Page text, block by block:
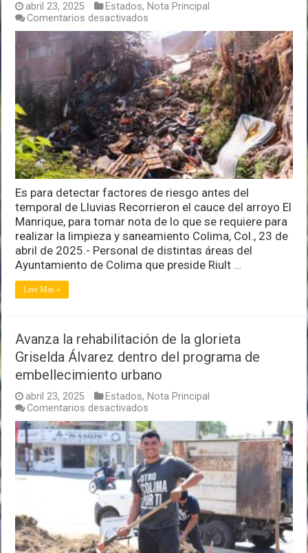
abril 23, 2025 Estados, Nota Principal
Comentarios desactivados
Inicia
Ayuntamiento
de
Colima
supervisión
en
ríos
y
arroyos
del
municipio
Es para detectar factores de riesgo antes del
temporal de Lluvias Recorrieron el cauce del arroyo El
Manrique, para tomar nota de lo que se requiere para
realizar la limpieza y saneamiento Colima, Col., 23 de
abril de 2025.- Personal de distintas áreas del
Ayuntamiento de Colima que preside Riult …
Leer Mas »
Avanza la rehabilitación de la glorieta
Griselda Álvarez dentro del programa de
embellecimiento urbano
abril 23, 2025 Estados, Nota Principal
Comentarios desactivados
Avanza
la
rehabilitación
de
la
glorieta
Griselda
Álvarez
dentro
del
programa